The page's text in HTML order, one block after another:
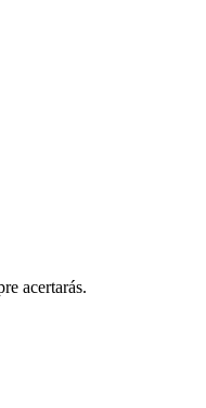
acertarás.